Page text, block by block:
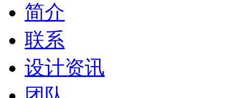
简介
联系
设计资讯